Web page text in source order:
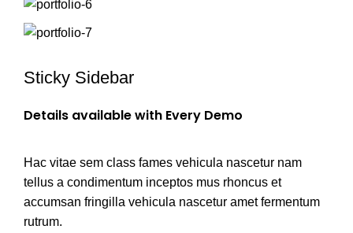
Sticky Sidebar
Details available with Every Demo
Hac vitae sem class fames vehicula nascetur nam
tellus a condimentum inceptos mus rhoncus et
accumsan fringilla vehicula nascetur amet fermentum
rutrum.